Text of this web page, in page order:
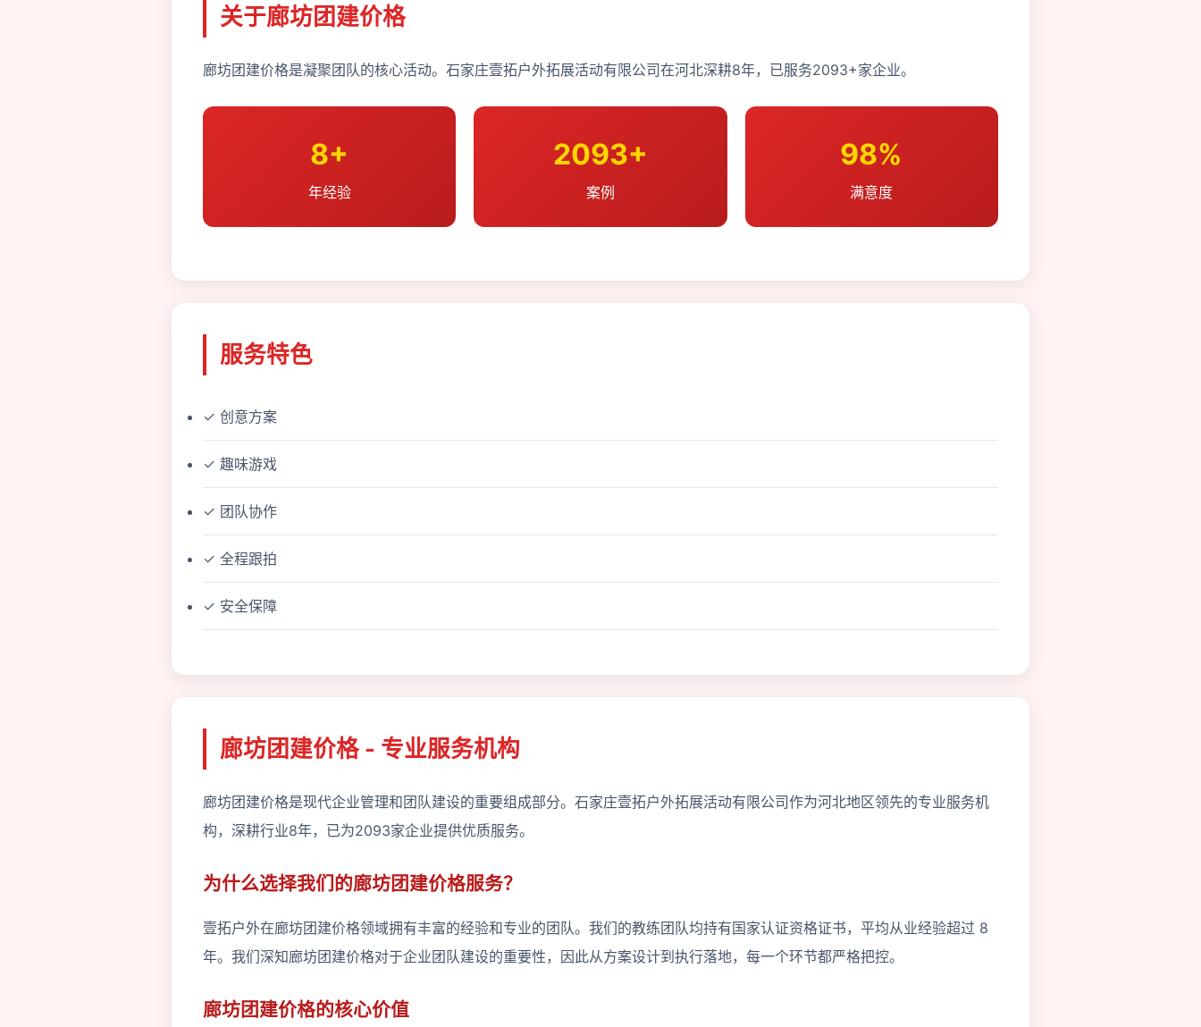
关于廊坊团建价格
廊坊团建价格是凝聚团队的核心活动。石家庄壹拓户外拓展活动有限公司在河北深耕8年，已服务2093+家企业。
8+
年经验
2093+
案例
98%
满意度
服务特色
✓ 创意方案
✓ 趣味游戏
✓ 团队协作
✓ 全程跟拍
✓ 安全保障
廊坊团建价格 - 专业服务机构
廊坊团建价格是现代企业管理和团队建设的重要组成部分。石家庄壹拓户外拓展活动有限公司作为河北地区领先的专业服务机
构，深耕行业8年，已为2093家企业提供优质服务。
为什么选择我们的廊坊团建价格服务？
壹拓户外在廊坊团建价格领域拥有丰富的经验和专业的团队。我们的教练团队均持有国家认证资格证书，平均从业经验超过 8
年。我们深知廊坊团建价格对于企业团队建设的重要性，因此从方案设计到执行落地，每一个环节都严格把控。
廊坊团建价格的核心价值